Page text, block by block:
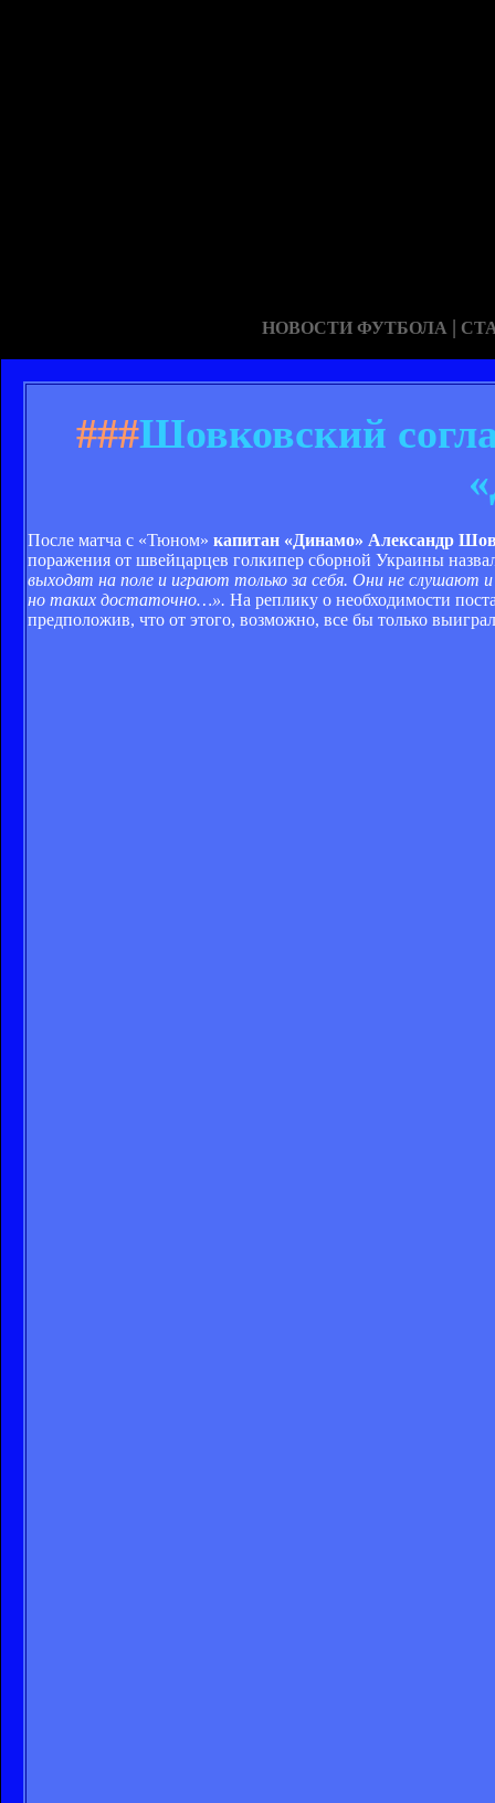
НОВОСТИ ФУТБОЛА |
###Шовковский
После матча с «Тюном» капитан «Динамо» Александр
поражения от швейцарцев голкипер сборной Украины
выходят на поле и играют только за себя. Они не слушают
но таких достаточно…». На реплику о необходимости
предположив, что от этого, возможно, все бы только